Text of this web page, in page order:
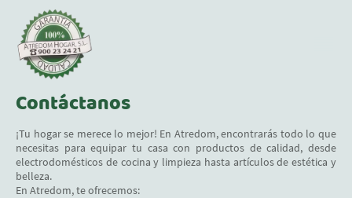
Contáctanos
¡Tu hogar se merece lo mejor! En Atredom, encontrarás todo lo que
necesitas para equipar tu casa con productos de calidad, desde
electrodomésticos de cocina y limpieza hasta artículos de estética y
belleza.
En Atredom, te ofrecemos: